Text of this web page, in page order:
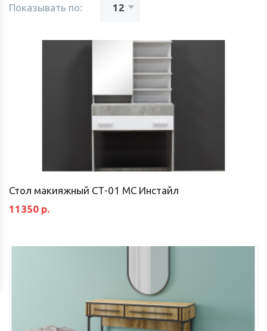
Показывать по:
Стол макияжный СТ-01 МС Инстайл
11350 р.